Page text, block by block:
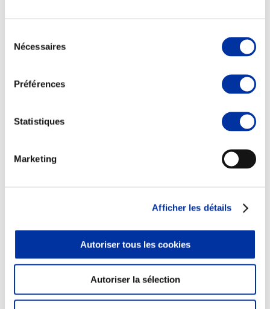
Nécessaires
Préférences
Statistiques
Marketing
Afficher les détails
Autoriser tous les cookies
Autoriser la sélection